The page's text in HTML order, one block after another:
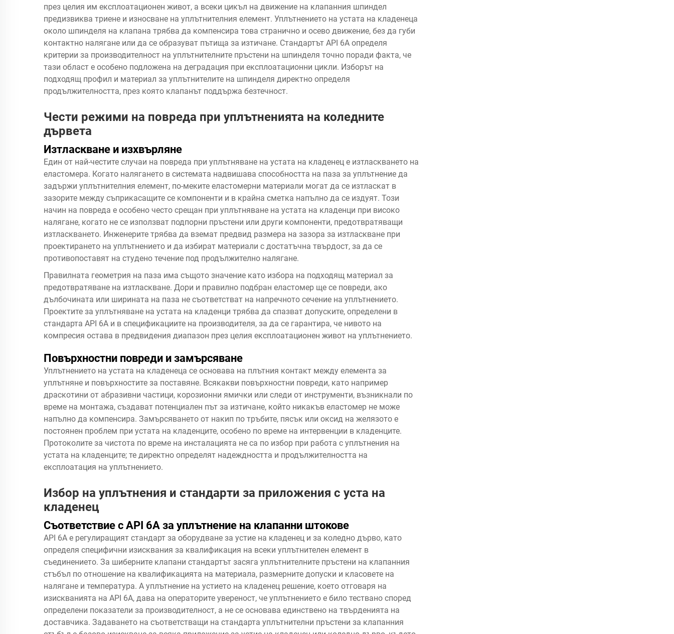
през целия им експлоатационен живот, а всеки цикъл на движение на клапанния шпиндел
предизвиква триене и износване на уплътнителния елемент. Уплътнението на устата на кладенеца
около шпинделя на клапана трябва да компенсира това странично и осево движение, без да губи
контактно налягане или да се образуват пътища за изтичане. Стандартът API 6A определя
критерии за производителност на уплътнителните пръстени на шпинделя точно поради факта, че
тази област е особено подложена на деградация при експлоатационни цикли. Изборът на
подходящ профил и материал за уплътнителите на шпинделя директно определя
продължителността, през която клапанът поддържа безтечност.
Чести режими на повреда при уплътненията на коледните
дървета
Изтласкване и изхвърляне
Един от най-честите случаи на повреда при уплътняване на устата на кладенец е изтласкването на
еластомера. Когато налягането в системата надвишава способността на паза за уплътнение да
задържи уплътнителния елемент, по-меките еластомерни материали могат да се изтласкат в
зазорите между съприкасащите се компоненти и в крайна сметка напълно да се издуят. Този
начин на повреда е особено често срещан при уплътняване на устата на кладенци при високо
налягане, когато не се използват подпорни пръстени или други компоненти, предотвратяващи
изтласкването. Инженерите трябва да вземат предвид размера на зазора за изтласкване при
проектирането на уплътнението и да избират материали с достатъчна твърдост, за да се
противопоставят на студено течение под продължително налягане.
Правилната геометрия на паза има същото значение като избора на подходящ материал за
предотвратяване на изтласкване. Дори и правилно подбран еластомер ще се повреди, ако
дълбочината или ширината на паза не съответстват на напречното сечение на уплътнението.
Проектите за уплътняване на устата на кладенци трябва да спазват допуските, определени в
стандарта API 6A и в спецификациите на производителя, за да се гарантира, че нивото на
компресия остава в предвидения диапазон през целия експлоатационен живот на уплътнението.
Повърхностни повреди и замърсяване
Уплътнението на устата на кладенеца се основава на плътния контакт между елемента за
уплътняне и повърхностите за поставяне. Всякакви повърхностни повреди, като например
драскотини от абразивни частици, корозионни ямички или следи от инструменти, възникнали по
време на монтажа, създават потенциален път за изтичане, който никакъв еластомер не може
напълно да компенсира. Замърсяването от накип по тръбите, пясък или оксид на желязото е
постоянен проблем при устата на кладенците, особено по време на интервенции в кладенците.
Протоколите за чистота по време на инсталацията не са по избор при работа с уплътнения на
устата на кладенците; те директно определят надеждността и продължителността на
експлоатация на уплътнението.
Избор на уплътнения и стандарти за приложения с уста на
кладенец
Съответствие с API 6A за уплътнение на клапанни штокове
API 6A е регулиращият стандарт за оборудване за устие на кладенец и за коледно дърво, като
определя специфични изисквания за квалификация на всеки уплътнителен елемент в
съединението. За шиберните клапани стандартът засяга уплътнителните пръстени на клапанния
стъбъл по отношение на квалификацията на материала, размерните допуски и класовете на
налягане и температура. A уплътнение на устието на кладенец решение, което отговаря на
изискванията на API 6A, дава на операторите увереност, че уплътнението е било тествано според
определени показатели за производителност, а не се основава единствено на твърденията на
доставчика. Задаването на съответстващи на стандарта уплътнителни пръстени за клапанния